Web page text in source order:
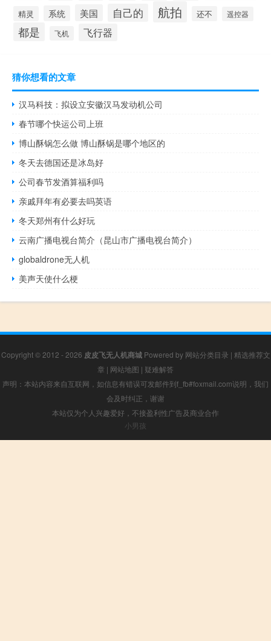
精灵 系统 美国 自己的 航拍 还不 遥控器
都是 飞机 飞行器
猜你想看的文章
汉马科技：拟设立安徽汉马发动机公司
春节哪个快运公司上班
博山酥锅怎么做 博山酥锅是哪个地区的
冬天去德国还是冰岛好
公司春节发酒算福利吗
亲戚拜年有必要去吗英语
冬天郑州有什么好玩
云南广播电视台简介（昆山市广播电视台简介）
globaldrone无人机
美声天使什么梗
Copyright © 2012 - 2026 皮皮飞无人机商城Powered by 网站分类目录 | 精选推荐文
章 | 网站地图 | 疑难解答
声明：本站内容来自互联网，如信息有错误可发邮件到f_fb#foxmail.com说明，我们
会及时纠正，谢谢
本站仅为个人兴趣爱好，不接盈利性广告及商业合作
小男孩